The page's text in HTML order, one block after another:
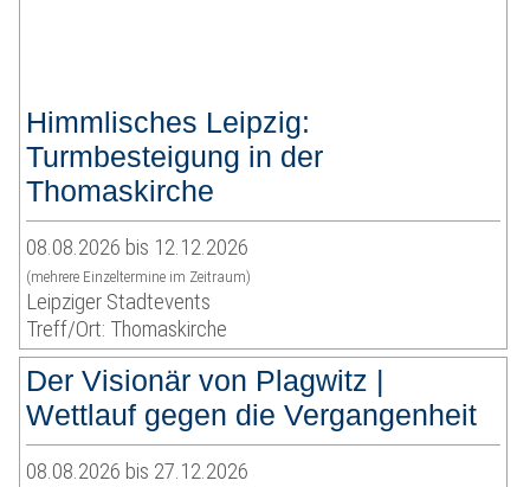
Himmlisches Leipzig:
Turmbesteigung in der
Thomaskirche
08.08.2026 bis 12.12.2026
(mehrere Einzeltermine im Zeitraum)
Leipziger Stadtevents
Treff/Ort: Thomaskirche
Der Visionär von Plagwitz |
Wettlauf gegen die Vergangenheit
08.08.2026 bis 27.12.2026